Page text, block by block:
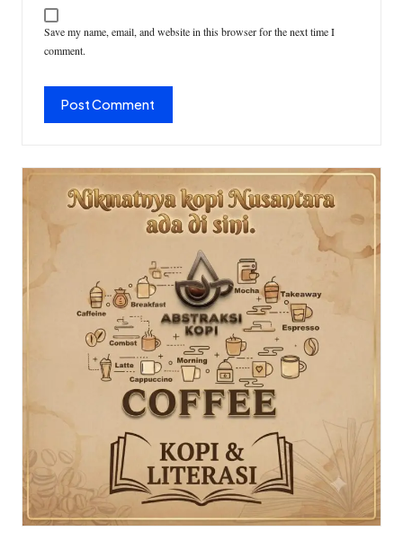
Save my name, email, and website in this browser for the next time I
comment.